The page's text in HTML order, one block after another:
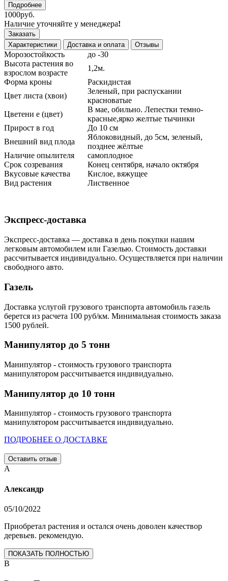
Подробнее
1000руб.
Наличие уточняйте у менеджера!
Заказать
Характеристики
Доставка и оплата Отзывы
Морозостойкость
до -30
Высота растения во
взрослом возрасте
1,2м.
Форма кроны
Раскидистая
Цвет листа (хвои)
Зеленый, при распускании
красноватые
Цветени е (цвет)
В мае, обильно. Лепестки темно-
красные,ярко желтые тычинки
Прирост в год
До 10 см
Внешний вид плода
Яблоковидный, до 5см, зеленый,
позднее жёлтые
Наличие опылителя
самоплодное
Срок созревания
Конец сентября, начало октября
Вкусовые качества
Кислое, вяжущее
Вид растения
Лиственное
Экспресс-доставка
Экспресс-доставка — доставка в день покупки нашим
легковым автомобилем или Газелью. Стоимость доставки
рассчитывается индивидуально. Осуществляется при наличии
свободного авто.
Газель
Доставка услугой грузового транспорта автомобиль газель
берется из расчета 100 руб/км. Минимальная стоимость заказа
1500 рублей.
Манипулятор до 5 тонн
Манипулятор - стоимость грузового транспорта
манипулятором рассчитывается индивидуально.
Манипулятор до 10 тонн
Манипулятор - стоимость грузового транспорта
манипулятором рассчитывается индивидуально.
ПОДРОБНЕЕ О ДОСТАВКЕ
Оставить отзыв
А
Александр
05/10/2022
Приобретал растения и остался очень доволен качествор
деревьев. рекомендую.
ПОКАЗАТЬ ПОЛНОСТЬЮ
В